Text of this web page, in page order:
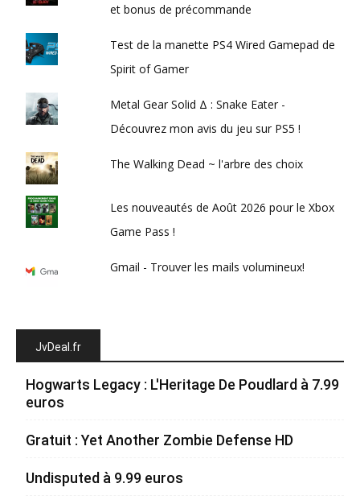
et bonus de précommande
Test de la manette PS4 Wired Gamepad de
Spirit of Gamer
Metal Gear Solid Δ : Snake Eater -
Découvrez mon avis du jeu sur PS5 !
The Walking Dead ~ l'arbre des choix
Les nouveautés de Août 2026 pour le Xbox
Game Pass !
Gmail - Trouver les mails volumineux!
JvDeal.fr
Hogwarts Legacy : L'Heritage De Poudlard à 7.99
euros
Gratuit : Yet Another Zombie Defense HD
Undisputed à 9.99 euros